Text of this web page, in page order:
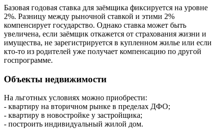
Базовая годовая ставка для заёмщика фиксируется на уровне
2%. Разницу между рыночной ставкой и этими 2%
компенсирует государство. Однако ставка может быть
увеличена, если заёмщик откажется от страхования жизни и
имущества, не зарегистрируется в купленном жилье или если
кто-то из родителей уже получает компенсацию по другой
госпрограмме.
Объекты недвижимости
На льготных условиях можно приобрести:
- квартиру на вторичном рынке в пределах ДФО;
- квартиру в новостройке у застройщика;
- построить индивидуальный жилой дом.